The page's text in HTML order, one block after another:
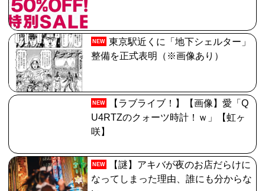
NEW 東京駅近くに「地下シェルター」
整備を正式表明（※画像あり）
NEW
【ラブライブ！】【画像】愛「Q
U4RTZのクォーツ時計！ｗ」【虹ヶ
咲】
NEW
【謎】アキバが夜のお店だらけに
なってしまった理由、誰にも分からな